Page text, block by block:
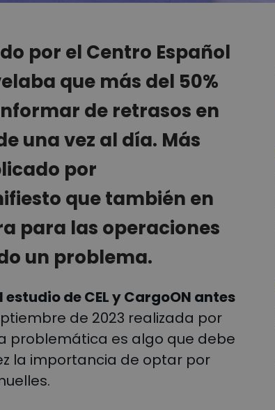
por el Centro Español
que más del 50%
de retrasos en
una vez al día. Más
por
que también en
para las operaciones
un problema.
de CEL y CargoON antes
de 2023 realizada por
problemática es algo que debe
la importancia de optar por